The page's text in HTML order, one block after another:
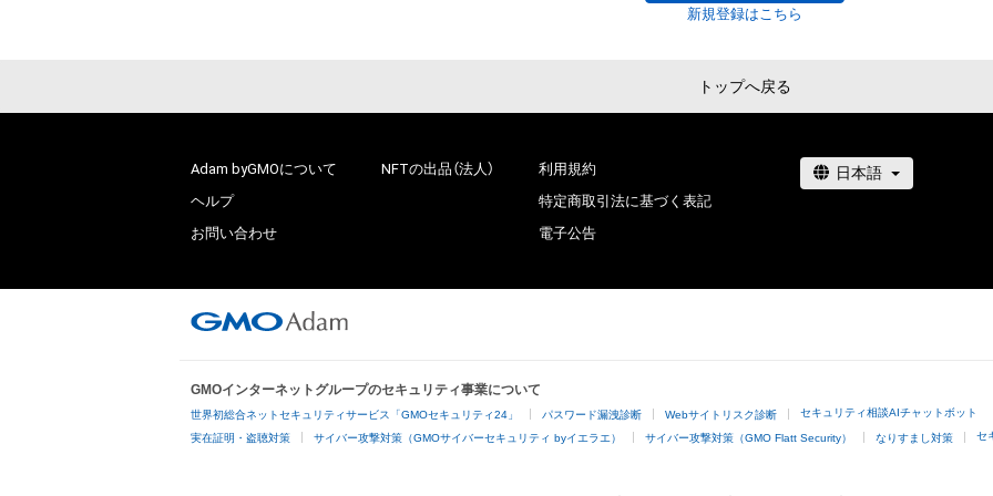
新規登録はこちら
トップへ戻る
Adam byGMOについて
ヘルプ
お問い合わせ
NFTの出品（法人）
利用規約
特定商取引法に基づく表記
電子公告
GMOインターネットグループのセキュリティ事業について
世界初総合ネットセキュリティサービス「GMOセキュリティ24」 パスワード漏洩診断 Webサイトリスク診断 セキュリティ相談AIチャットボット
実在証明・盗聴対策 サイバー攻撃対策（GMOサイバーセキュリティ byイエラエ） サイバー攻撃対策（GMO Flatt Security） なりすまし対策 セ